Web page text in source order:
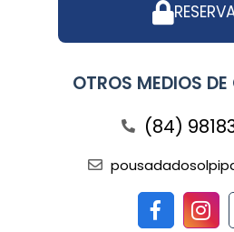
OTROS MEDIOS
(84)